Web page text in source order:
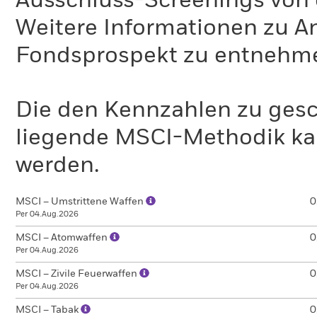
Die ITR-Kennzahl ist weder ein Indikator noch eine
basierend auf dieser Kennzahl keine
Fonds noch als Hinweis auf einen Zusammenhang
Weitere Informationen zu
Fondsprospekt zu
Die den Kennzahlen zu
liegende MSCI-Methodik
werden.
MSCI – Umstrittene Waffen
Per 04.Aug.2026
MSCI – Atomwaffen
Per 04.Aug.2026
MSCI – Zivile Feuerwaffen
Per 04.Aug.2026
MSCI – Tabak